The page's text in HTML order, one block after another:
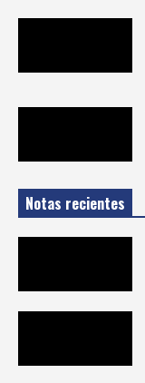
Notas recientes